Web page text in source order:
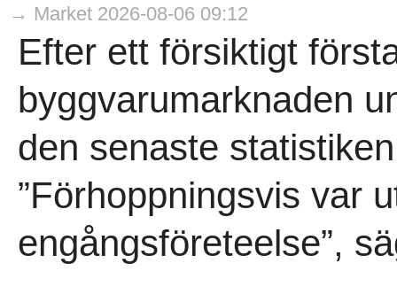
→ Market 2026-08-06 09:12
Efter ett försiktigt
byggvarumarknaden
den senaste
”Förhoppningsvis var
engångsföreteelse”,